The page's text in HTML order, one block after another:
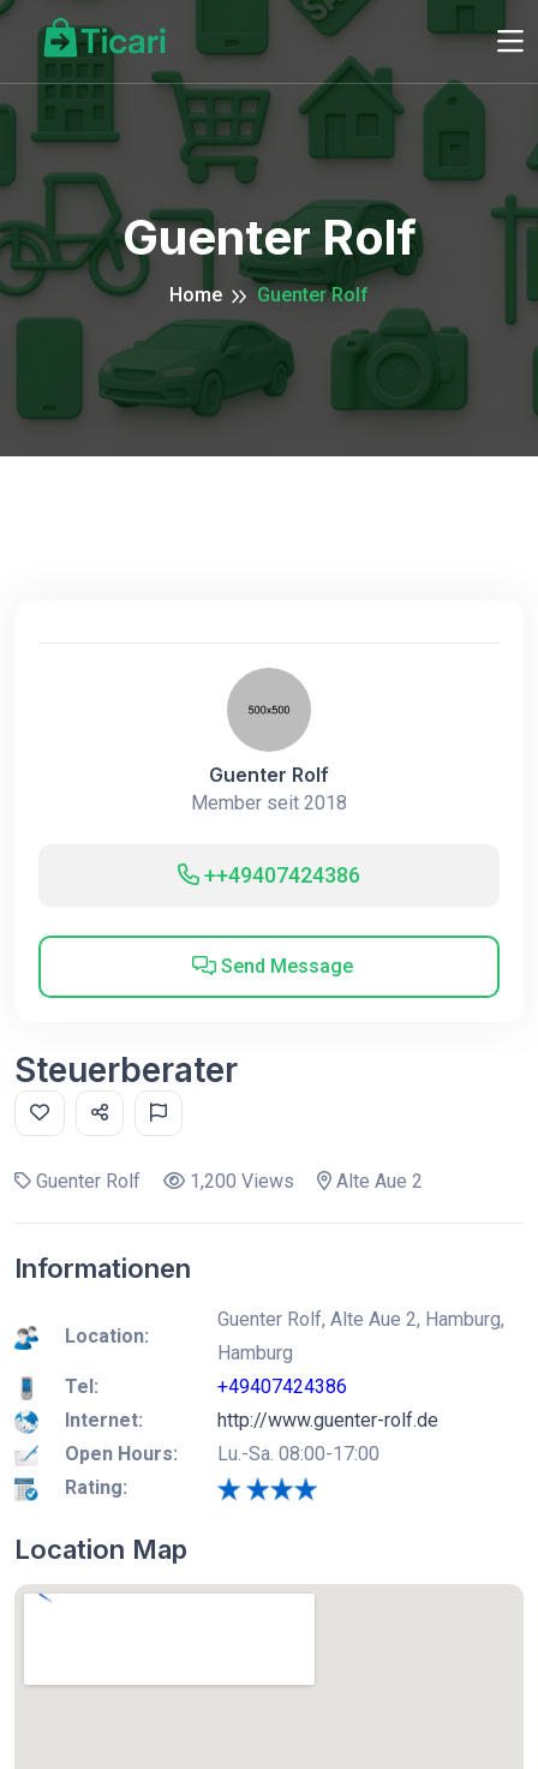
Guenter Rolf
Home Guenter Rolf
Guenter Rolf
Member seit 2018
++49407424386
Send Message
Steuerberater
Guenter Rolf 1,200 Views Alte Aue 2
Informationen
Location:
Guenter Rolf, Alte Aue 2, Hamburg,
Hamburg
Tel:
+49407424386
Internet:
http://www.guenter-rolf.de
Open Hours:
Lu.-Sa. 08:00-17:00
Rating:
Location Map